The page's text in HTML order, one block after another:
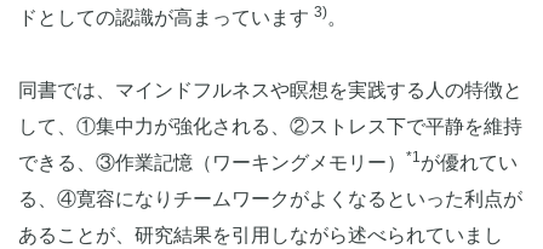
ドとしての認識が高まっています 3)。
同書では、マインドフルネスや瞑想を実践する人の特徴と
して、①集中力が強化される、②ストレス下で平静を維持
できる、③作業記憶（ワーキングメモリー）
*1が優れてい
る、④寛容になりチームワークがよくなるといった利点が
あることが、研究結果を引用しながら述べられていまし